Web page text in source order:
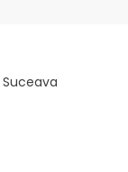
Suceava